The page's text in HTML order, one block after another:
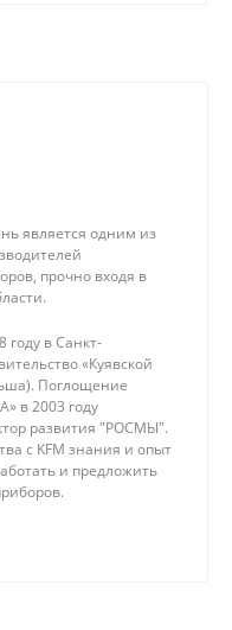
является одним из
прочно входя в
году в Санкт-
«Куявской
Поглощение
в 2003 году
развития "РОСМЫ".
с KFM знания и опыт
и предложить